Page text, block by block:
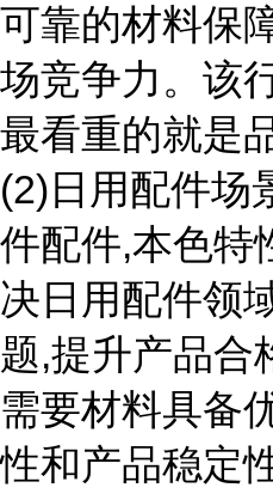
可靠的材料保
场竞争力。该
最看重的就是
(2)日用配件场
件配件,本色特
决日用配件领
题,提升产品合
需要材料具备
性和产品稳定